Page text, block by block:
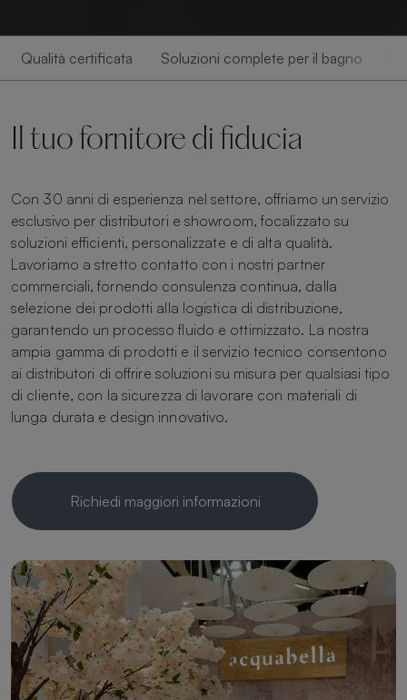
Qualità certificata Soluzioni complete per il bagno
Il tuo fornitore di fiducia
Con 30 anni di esperienza nel settore, offriamo un servizio
esclusivo per distributori e showroom, focalizzato su
soluzioni efficienti, personalizzate e di alta qualità.
Lavoriamo a stretto contatto con i nostri partner
commerciali, fornendo consulenza continua, dalla
selezione dei prodotti alla logistica di distribuzione,
garantendo un processo fluido e ottimizzato. La nostra
ampia gamma di prodotti e il servizio tecnico consentono
ai distributori di offrire soluzioni su misura per qualsiasi tipo
di cliente, con la sicurezza di lavorare con materiali di
lunga durata e design innovativo.
Richiedi maggiori informazioni